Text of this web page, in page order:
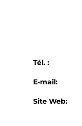
Tél. :
E-mail:
Site Web: